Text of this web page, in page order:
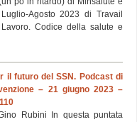
Agosto 2023 di Travail
Codice della salute e
il futuro del SSN. Podcast di
– 21 giugno 2023 –
Rubini In questa puntata